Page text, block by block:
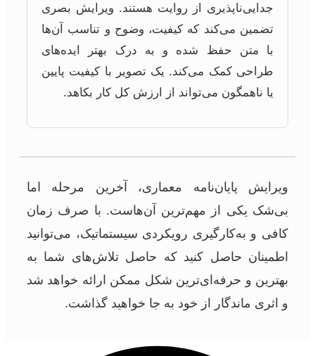
جدایی‌ناپذیری از روایت هستند. ویرایش بصری
تضمین می‌کند که کیفیت، وضوح و تناسب آن‌ها
با متن حفظ شده و به درک بهتر ایده‌های
طراحی کمک می‌کند. یک تصویر با کیفیت پایین
یا ناهمگون می‌تواند از ارزش کل کار بکاهد.
ویرایش پایان‌نامه معماری، آخرین مرحله اما
بی‌شک یکی از مهم‌ترین آن‌هاست. با صرف زمان
کافی و به‌کارگیری رویکردی سیستماتیک، می‌توانید
اطمینان حاصل کنید که حاصل تلاش‌های شما به
بهترین و حرفه‌ای‌ترین شکل ممکن ارائه خواهد شد
و اثری ماندگار از خود به جا خواهید گذاشت.